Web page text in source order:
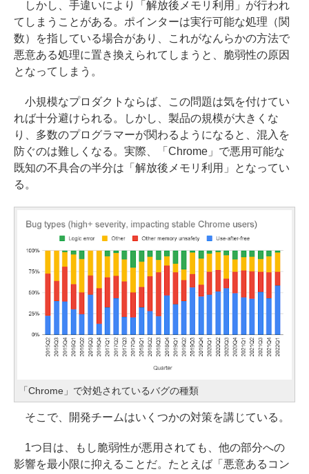
しかし、手違いにより「解放後メモリ利用」が行われ
てしまうことがある。ポインターは実行可能な処理（関
数）を指している場合があり、これがなんらかの方法で
悪意ある処理に置き換えられてしまうと、脆弱性の原因
となってしまう。
小規模なプロダクトならば、この問題は気を付けてい
れば十分避けられる。しかし、製品の規模が大きくな
り、多数のプログラマーが関わるようになると、混入を
防ぐのは難しくなる。実際、「Chrome」で悪用可能な
既知の不具合の半分は「解放後メモリ利用」となってい
る。
「Chrome」で対処されているバグの種類
そこで、開発チームはいくつかの対策を講じている。
1つ目は、もし脆弱性が悪用されても、他の部分への
影響を最小限に抑えることだ。たとえば「悪意あるコン